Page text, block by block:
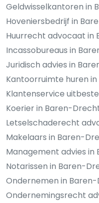
Geldwisselkantoren in
Hoveniersbedrijf in
Huurrecht advocaat in
Incassobureaus in
Juridisch advies in
Kantoorruimte huren
Klantenservice
Koerier in Baren-
Letselschaderecht
Makelaars in Baren-
Management advies
Notarissen in Baren-
Ondernemen in
Ondernemingsrecht